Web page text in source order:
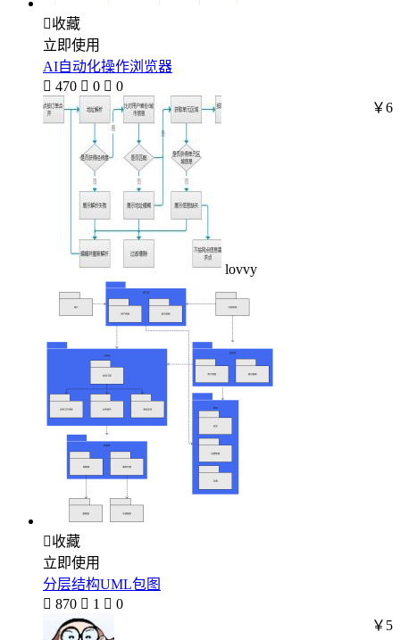
收藏
立即使用
AI自动化操作浏览器
 470  0  0
lovvy
￥6
收藏
立即使用
分层结构UML包图
 870  1  0
￥5